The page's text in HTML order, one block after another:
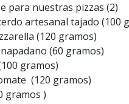
para nuestras pizzas (2)
artesanal tajado (100
(120 gramos)
(60 gramos)
gramos)
(120 gramos)
gramos )